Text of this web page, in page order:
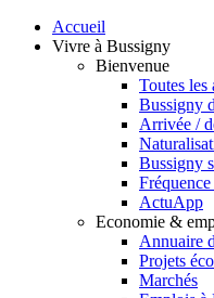
Accueil
Vivre à Bussigny
Bienvenue
Toutes les
Bussigny
Arrivée /
Bussigny
ActuApp
Economie &
Annuaire
Projets
Marchés